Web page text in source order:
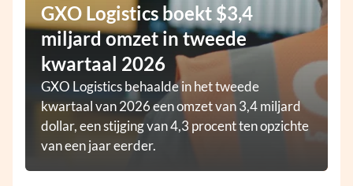
GXO Logistics boekt $3,4
miljard omzet in tweede
kwartaal 2026
GXO Logistics behaalde in het tweede
kwartaal van 2026 een omzet van 3,4 miljard
dollar, een stijging van 4,3 procent ten opzichte
van een jaar eerder.